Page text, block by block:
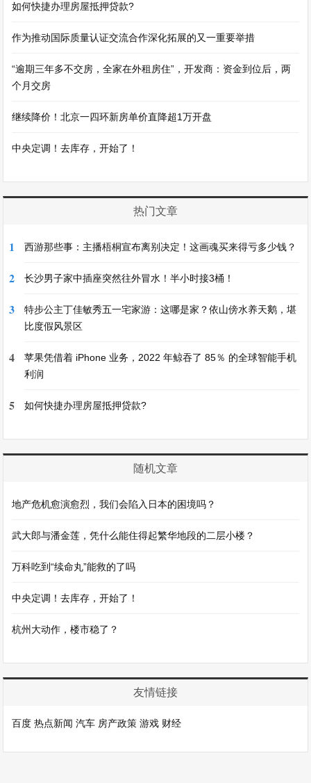
如何快捷办理房屋抵押贷款?
作为推动国际质量认证交流合作深化拓展的又一重要举措
“逾期三年多不交房，全家在外租房住”，开发商：资金到位后，两
个月交房
继续降价！北京一四环新房单价直降超1万开盘
中央定调！去库存，开始了！
热门文章
1 西游那些事：主播梧桐宣布离别决定！这画魂买来得亏多少钱？
2 长沙男子家中插座突然往外冒水！半小时接3桶！
3
特步公主丁佳敏秀五一宅家游：这哪是家？依山傍水养天鹅，堪
比度假风景区
4
苹果凭借着 iPhone 业务，2022 年鲸吞了 85％ 的全球智能手机
利润
5 如何快捷办理房屋抵押贷款?
随机文章
地产危机愈演愈烈，我们会陷入日本的困境吗？
武大郎与潘金莲，凭什么能住得起繁华地段的二层小楼？
万科吃到“续命丸”能救的了吗
中央定调！去库存，开始了！
杭州大动作，楼市稳了？
友情链接
百度 热点新闻 汽车 房产政策 游戏 财经